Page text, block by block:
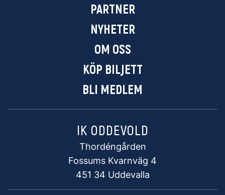
PARTNER
NYHETER
OM OSS
KÖP BILJETT
BLI MEDLEM
IK ODDEVOLD
Thordéngården
Fossums Kvarnväg 4
451 34 Uddevalla